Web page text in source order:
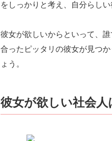
をしっかりと考え、自分らし
彼女が欲しいからといって、
合ったピッタリの彼女が見つ
ょう。
彼女が欲しい社会